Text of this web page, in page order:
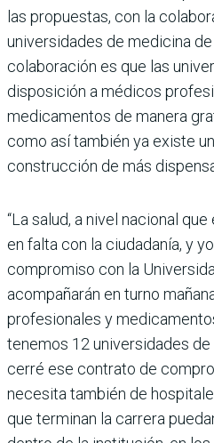
las propuestas, con la
universidades de medicina de
colaboración es que las
disposición a médicos
medicamentos de manera
como así también ya existe
construcción de más
“La salud, a nivel nacional
en falta con la ciudadanía, y
compromiso con la
acompañarán en turno
profesionales y
tenemos 12 universidades
cerré ese contrato de
necesita también de
que terminan la carrera